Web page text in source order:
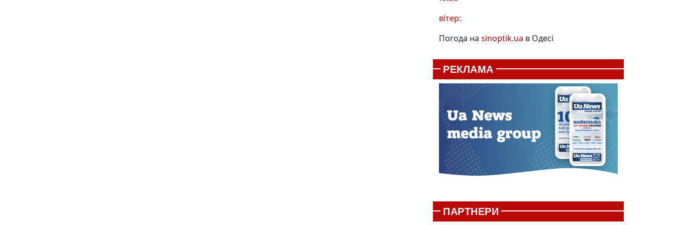
вітер:
Погода на sinoptik.ua в Одесі
РЕКЛАМА
ПАРТНЕРИ